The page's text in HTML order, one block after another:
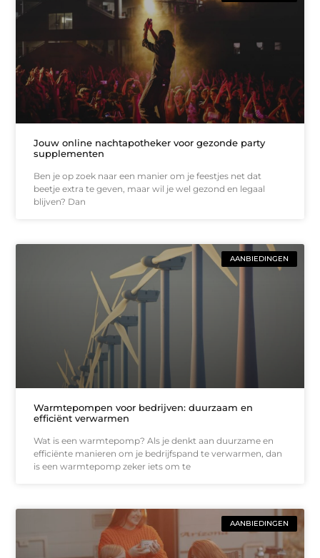
Jouw online nachtapotheker voor gezonde party
supplementen
Ben je op zoek naar een manier om je feestjes net dat
beetje extra te geven, maar wil je wel gezond en legaal
blijven? Dan
AANBIEDINGEN
Warmtepompen voor bedrijven: duurzaam en
efficiënt verwarmen
Wat is een warmtepomp? Als je denkt aan duurzame en
efficiënte manieren om je bedrijfspand te verwarmen, dan
is een warmtepomp zeker iets om te
AANBIEDINGEN